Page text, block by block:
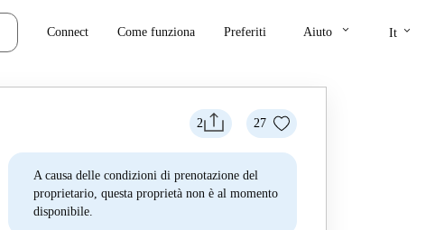
Connect Come funziona Preferiti Aiuto keyboard_arrow_down It keyboard_arrow_down
2 27
A causa delle condizioni di prenotazione del
proprietario, questa proprietà non è al momento
disponibile.